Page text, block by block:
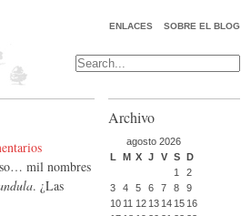
SOBRE EL BLOG
ENLACES
mil nombres
. ¿Las
Archivo
agosto 2026
L
M X J V S D
1
2
3
4 5 6 7 8
9
10 11 12 13 14 15 16